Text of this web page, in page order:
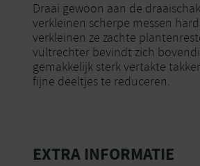
Draai gewoon aan de
verkleinen scherpe messen
verkleinen ze zachte
vultrechter bevindt zich
gemakkelijk sterk vertakte
fijne deeltjes te reduceren.
EXTRA INFORMATIE